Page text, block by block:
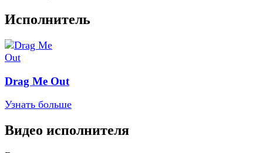
Исполнитель
Drag Me Out
Узнать больше
Видео исполнителя